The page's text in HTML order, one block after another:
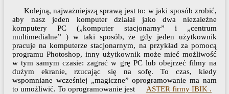
Kolejną, najważniejszą sprawą jest to: w jaki sposób zrobić,
aby nasz jeden komputer działał jako dwa niezależne
komputery PC („komputer stacjonarny” i „centrum
multimedialne” ) w taki sposób, że gdy jeden użytkownik
pracuje na komputerze stacjonarnym, na przykład za pomocą
programu Photoshop, inny użytkownik może mieć możliwość
w tym samym czasie: zagrać w grę PC lub obejrzeć filmy na
dużym ekranie, rzucając się na sofę. To czas, kiedy
wspomniane wcześniej „magiczne” oprogramowanie ma nam
to umożliwić. To oprogramowanie jest
ASTER firmy IBIK .